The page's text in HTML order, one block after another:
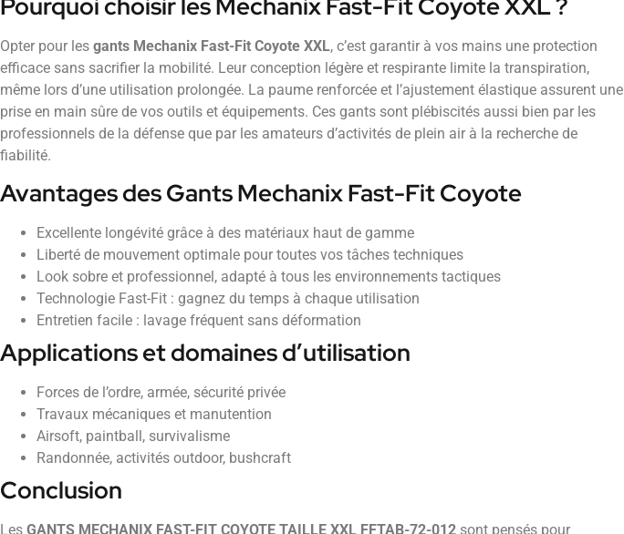
Opter pour les gants Mechanix Fast-Fit Coyote XXL, c’est garantir à vos mains une protection
efficace sans sacrifier la mobilité. Leur conception légère et respirante limite la transpiration,
même lors d’une utilisation prolongée. La paume renforcée et l’ajustement élastique assurent une
prise en main sûre de vos outils et équipements. Ces gants sont plébiscités aussi bien par les
professionnels de la défense que par les amateurs d’activités de plein air à la recherche de
fiabilité.
Avantages des Gants Mechanix Fast-Fit Coyote
Excellente longévité grâce à des matériaux haut de gamme
Liberté de mouvement optimale pour toutes vos tâches techniques
Look sobre et professionnel, adapté à tous les environnements tactiques
Technologie Fast-Fit : gagnez du temps à chaque utilisation
Entretien facile : lavage fréquent sans déformation
Applications et domaines d’utilisation
Forces de l’ordre, armée, sécurité privée
Travaux mécaniques et manutention
Airsoft, paintball, survivalisme
Randonnée, activités outdoor, bushcraft
Conclusion
Les GANTS MECHANIX FAST-FIT COYOTE TAILLE XXL FFTAB-72-012 sont pensés pour